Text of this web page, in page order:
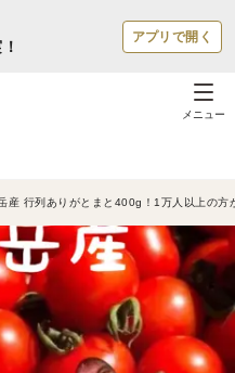
アプリで開く
メニュー
産 行列ありがとまと400g！1万人以上の